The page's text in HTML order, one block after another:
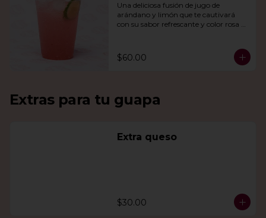
Una deliciosa fusión de jugo de
arándano y limón que te cautivará
con su sabor refrescante y color rosa
$60.00
Extras para tu guapa
Extra queso
$30.00